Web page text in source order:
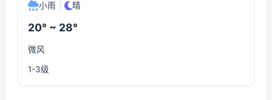
小雨 晴
20° ~ 28°
微风
1-3级